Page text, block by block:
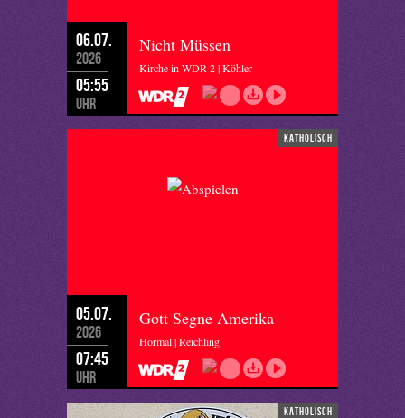
06.07.
2026
05:55
Uhr
Nicht Müssen
Kirche in WDR 2 | Köhler
katholisch
05.07.
2026
07:45
Uhr
Gott Segne Amerika
Hörmal | Reichling
katholisch